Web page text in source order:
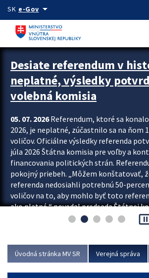
Preskocit na hlavný obsah
SK e-Govarrow_drop_down
Zastavit automatický posun upútavok
Desiate referendum v
neplatné, výsledky
volebná komisia
05. 07. 2026Referendum, ktoré sa
2026, je neplatné, zúčastnilo sa na ňom
voličov. Oficiálne výsledky referenda
júla 2026 Štátna komisia pre voľby a
financovania politických strán.
pokojný priebeh. „Môžem konštatovať,
referenda nedosiahli potrebnú 50-
voličov na to, aby mohlo byť toto
ako platné,“ povedal predseda Štátnej
a kontrolu financovania politických...
Úvodná stránka MV SR Verejná správa